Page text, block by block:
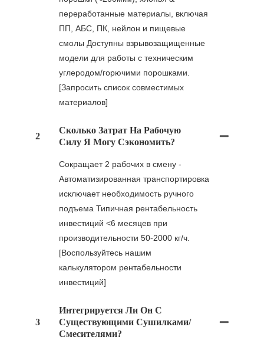
переработанные материалы, включая
ПП, АБС, ПК, нейлон и пищевые
смолы Доступны взрывозащищенные
модели для работы с техническим
углеродом/горючими порошками.
[Запросить список совместимых
материалов]
2
Сколько Затрат На Рабочую
Силу Я Могу Сэкономить?
Сокращает 2 рабочих в смену -
Автоматизированная транспортировка
исключает необходимость ручного
подъема Типичная рентабельность
инвестиций <6 месяцев при
производительности 50-2000 кг/ч.
[Воспользуйтесь нашим
калькулятором рентабельности
инвестиций]
3
Интегрируется Ли Он С
Существующими Сушилками/
Смесителями?